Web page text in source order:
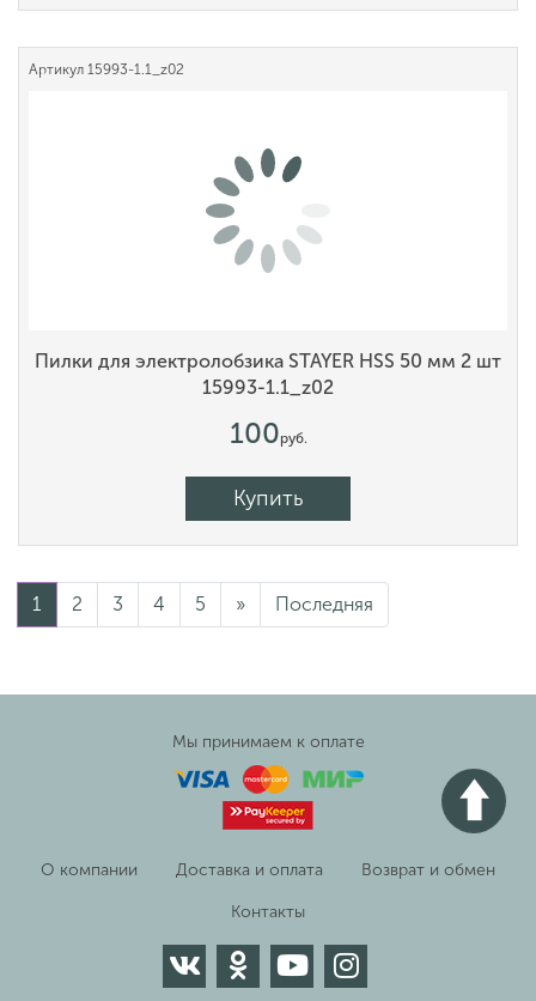
Артикул 15993-1.1_z02
Пилки для электролобзика STAYER HSS 50 мм 2 шт
15993-1.1_z02
100руб.
Купить
1 2 3 4 5 » Последняя
Мы принимаем к оплате
О компании Доставка и оплата Возврат и обмен
Контакты